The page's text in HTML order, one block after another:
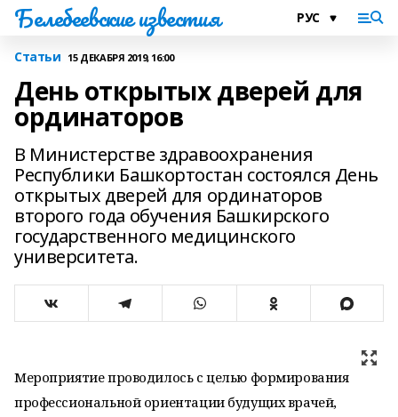
Белебеевские известия
Статьи 15 ДЕКАБРЯ 2019, 16:00
День открытых дверей для
ординаторов
В Министерстве здравоохранения
Республики Башкортостан состоялся День
открытых дверей для ординаторов
второго года обучения Башкирского
государственного медицинского
университета.
Мероприятие проводилось с целью формирования
профессиональной ориентации будущих врачей,